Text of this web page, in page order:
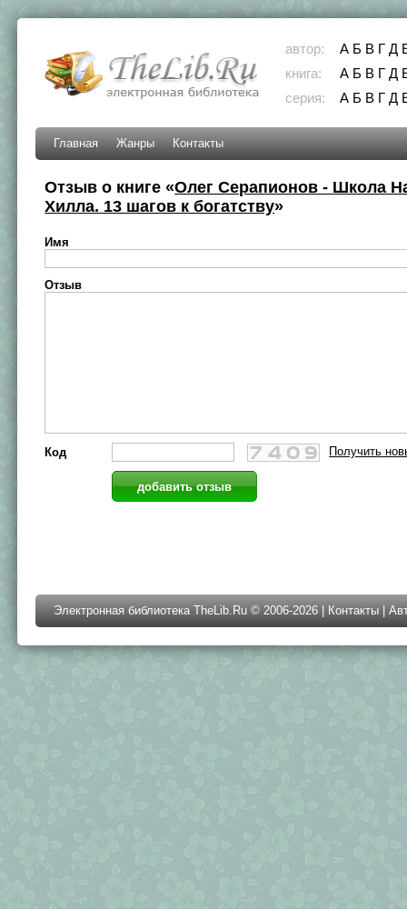
автор: А Б В Г Д
книга:
А Б В Г Д
серия:
А Б В Г Д
Главная Жанры Контакты
Отзыв о книге «Олег Серапионов - Школа
Хилла. 13 шагов к богатству»
Имя
Отзыв
Код Получить
Электронная библиотека TheLib.Ru © 2006-2026 | Контакты |